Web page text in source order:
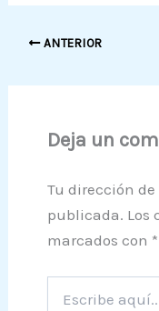
ANTERIOR
Deja un
Tu dirección
publicada. Los
marcados con *
aquí...